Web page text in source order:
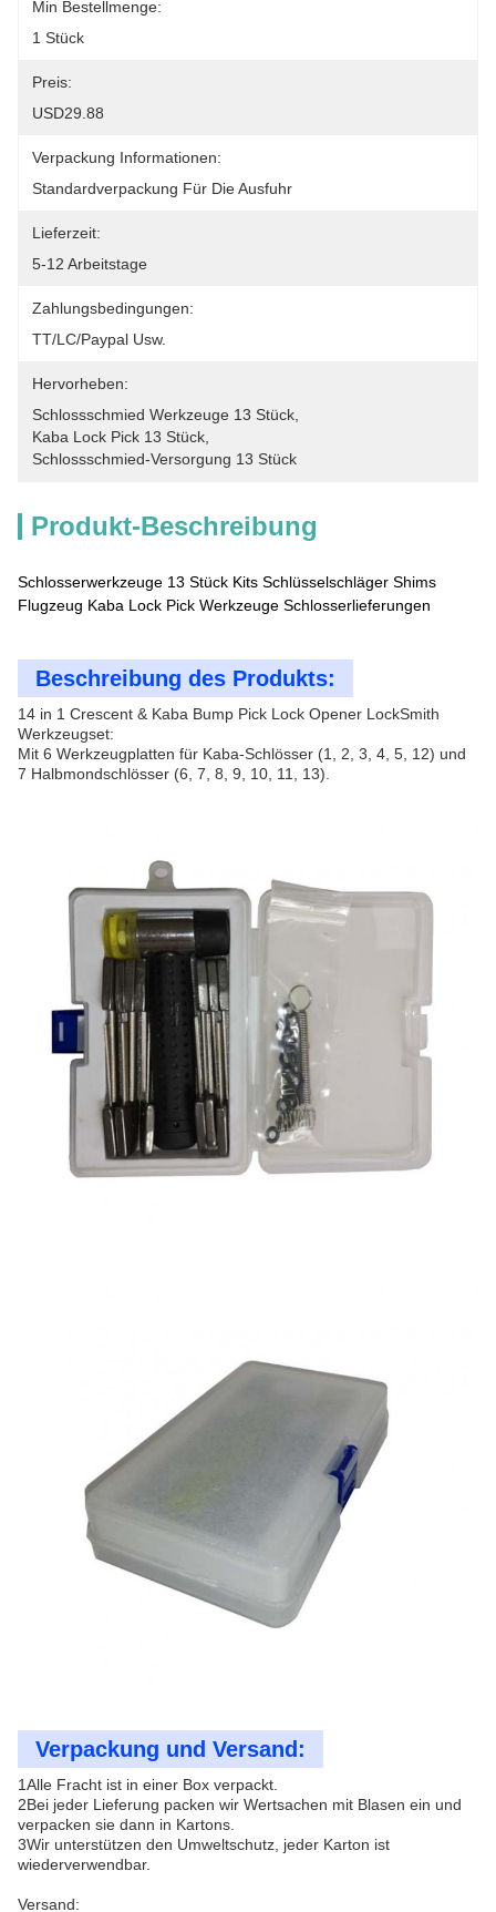
Min Bestellmenge:
1 Stück
Preis:
USD29.88
Verpackung Informationen:
Standardverpackung Für Die Ausfuhr
Lieferzeit:
5-12 Arbeitstage
Zahlungsbedingungen:
TT/LC/paypal Usw.
Hervorheben:
Schlossschmied Werkzeuge 13 Stück
Kaba Lock Pick 13 Stück
Schlossschmied-Versorgung 13 Stück
Produkt-Beschreibung
Schlosserwerkzeuge 13 Stück Kits Schlüsselschläger Shims
Flugzeug Kaba Lock Pick Werkzeuge Schlosserlieferungen
Beschreibung des Produkts:
14 in 1 Crescent & Kaba Bump Pick Lock Opener LockSmith
Werkzeugset:
Mit 6 Werkzeugplatten für Kaba-Schlösser (1, 2, 3, 4, 5, 12) und
7 Halbmondschlösser (6, 7, 8, 9, 10, 11, 13).
Verpackung und Versand:
1Alle Fracht ist in einer Box verpackt.
2Bei jeder Lieferung packen wir Wertsachen mit Blasen ein und
verpacken sie dann in Kartons.
3Wir unterstützen den Umweltschutz, jeder Karton ist
wiederverwendbar.
Versand: